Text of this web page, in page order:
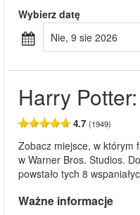
Wybierz datę
nie, 9 sie 2026
Harry
4.7 (1949)
Zobacz miejsce, w którym
w Warner Bros. Studios.
powstało tych 8
Ważne informacje